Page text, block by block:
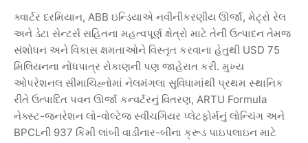
ક્વાર્ટર દરમિયાન, ABB ઇન્ડિયાએ નવીનીકરણીય ઊર્જા, મેટ્રો રેલ
અને ડેટા સેન્ટર્સ સહિતના મહત્વપૂર્ણ ક્ષેત્રો માટે તેની ઉત્પાદન તેમજ
સંશોધન અને વિકાસ ક્ષમતાઓને વિસ્તૃત કરવાના હેતુથી USD 75
મિલિયનના નોંધપાત્ર રોકાણની પણ જાહેરાત કરી. મુખ્ય
ઓપરેશનલ સીમાચિહ્નોમાં નેલમંગલા સુવિધામાંથી પ્રથમ સ્થાનિક
રીતે ઉત્પાદિત પવન ઊર્જા કન્વર્ટરનું વિતરણ, ARTU Formula
નેક્સ્ટ-જનરેશન લો-વોલ્ટેજ સ્વીચગિયર પ્લેટફોર્મનું લોન્ચિંગ અને
BPCLની 937 કિમી લાંબી વાડીનાર-બીના ક્રૂડ પાઇપલાઇન માટે